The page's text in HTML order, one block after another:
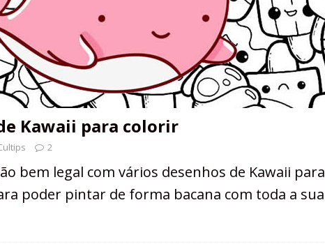
Kawaii para colorir
2
bem legal com vários desenhos de Kawaii para
poder pintar de forma bacana com toda a sua